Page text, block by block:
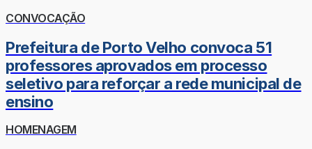
CONVOCAÇÃO
Prefeitura de Porto Velho convoca 51
professores aprovados em processo
seletivo para reforçar a rede municipal de
ensino
HOMENAGEM